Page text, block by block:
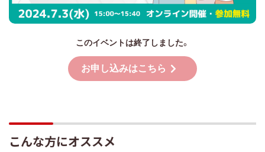
このイベントは終了しました。
お申し込みはこちら
こんな方にオススメ